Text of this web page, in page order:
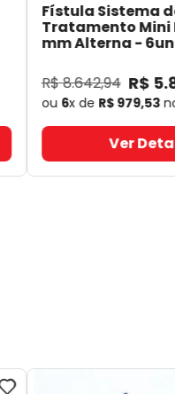
Fístula Sistema
Tratamento Mini
mm Alterna -
R$8.642,94 R$ 5.
ou 6x de R$ 979,53
Ver